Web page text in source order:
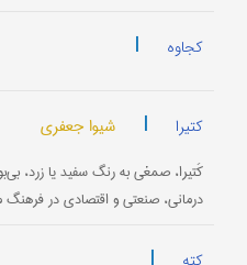
کجاوه |
کتیرا | شیوا جعفری
کَتیرا، صمغی به رنگ سفید یا زرد،
درمانی، صنعتی و اقتصادی در فرهنگ